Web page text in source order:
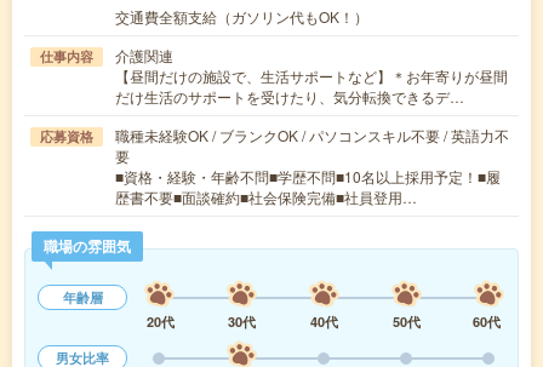
交通費全額支給（ガソリン代もOK！）
仕事内容
介護関連
【昼間だけの施設で、生活サポートなど】＊お年寄りが昼間
だけ生活のサポートを受けたり、気分転換できるデ…
応募資格
職種未経験OK / ブランクOK / パソコンスキル不要 / 英語力不
要
■資格・経験・年齢不問■学歴不問■10名以上採用予定！■履
歴書不要■面談確約■社会保険完備■社員登用…
職場の雰囲気
年齢層
20代
30代 40代 50代
60代
男女比率